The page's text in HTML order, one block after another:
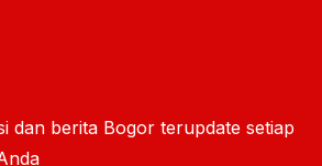
dan berita Bogor terupdate setiap